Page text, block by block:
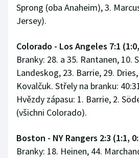
Sprong (oba Anaheim), 3.
Jersey).
Colorado - Los Angeles 7:1
Branky: 28. a 35. Rantanen, 10.
Landeskog, 23. Barrie, 29.
Kovalčuk. Střely na branku:
Hvězdy zápasu: 1. Barrie, 2.
(všichni Colorado).
Boston - NY Rangers 2:3 (1:1,
Branky: 18. Heinen, 44.